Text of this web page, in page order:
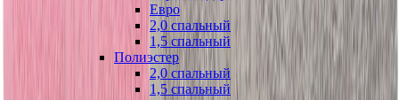
Евро
2,0 спальный
1,5 спальный
Полиэстер
2,0 спальный
1,5 спальный